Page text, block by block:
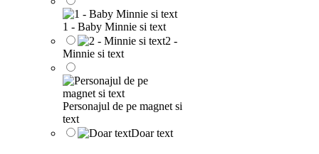
1 - Baby Minnie si text
2 -
Minnie si text
Personajul de pe magnet si
text
Doar text